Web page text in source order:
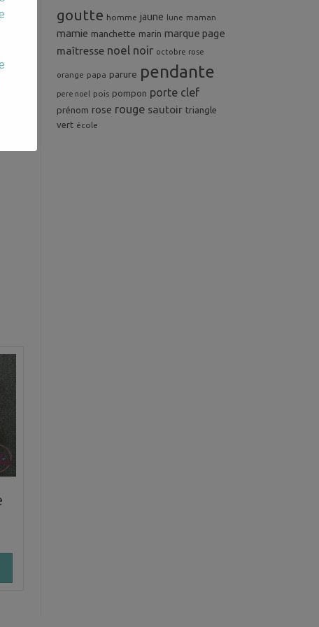
goutte homme jaune lune maman
mamie manchette marin marque page
maîtresse noel noir octobre rose
orange papa parure pendante
pere noel pois pompon porte clef
prénom rose rouge sautoir triangle
vert école